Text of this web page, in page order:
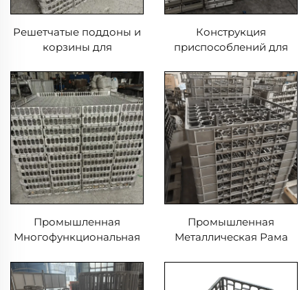
Решетчатые поддоны и
корзины для
в печах, длительный
срок службы
Конструкция
приспособлений для
поддонов и корзин с
применением литья и
сварки EB22149
Промышленная
Многофункциональная
Долговечная Рама Для
Литейных Услуг
Промышленная
Металлическая Рама
Точные Литые